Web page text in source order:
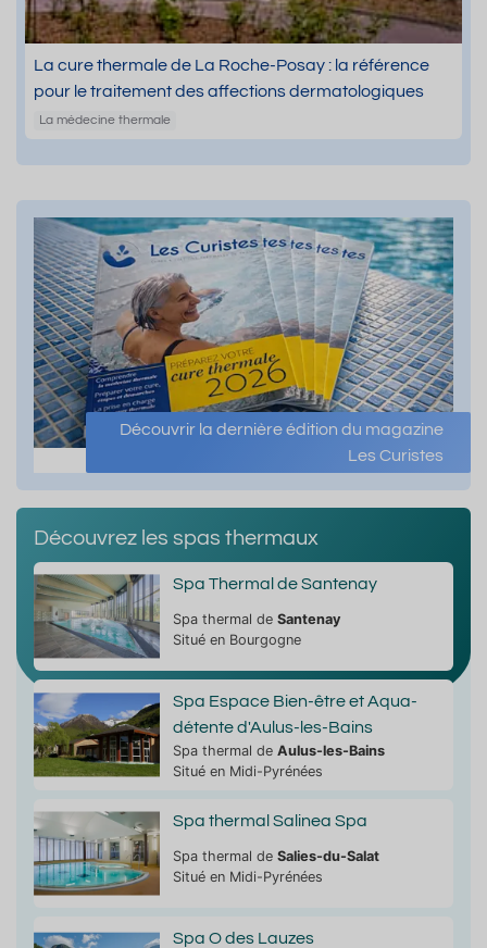
La cure thermale de La Roche-Posay : la référence
pour le traitement des affections dermatologiques
La médecine thermale
Découvrir la dernière édition du magazine
Les Curistes
Découvrez les spas thermaux
Spa Thermal de Santenay
Spa thermal de Santenay
Situé en Bourgogne
Spa Espace Bien-être et Aqua-
détente d'Aulus-les-Bains
Spa thermal de Aulus-les-Bains
Situé en Midi-Pyrénées
Spa thermal Salinea Spa
Spa thermal de Salies-du-Salat
Situé en Midi-Pyrénées
Spa O des Lauzes